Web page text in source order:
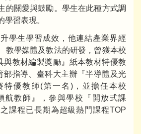
的關愛與鼓勵。學生在此種方式調
學習表現。
學生學習成效，他連結產業界經
教學媒體及教法的研發，曾獲本校
與教材編製獎勵』紙本教材特優教
部指導、臺科大主辦『半導體及光
特優教師(第一名)，並擔任本校
航教師』，參與學校『開放式課
課程已長期為超級熱門課程TOP